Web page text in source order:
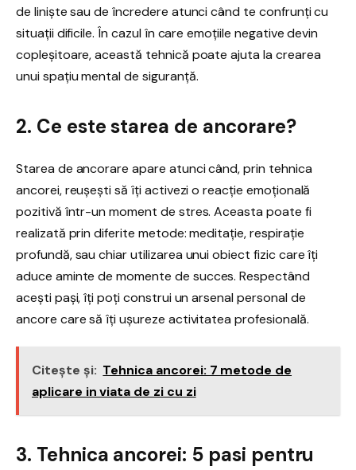
de liniște sau de încredere atunci când te confrunți cu
situații dificile. În cazul în care emoțiile negative devin
copleșitoare, această tehnică poate ajuta la crearea
unui spațiu mental de siguranță.
2. Ce este starea de ancorare?
Starea de ancorare apare atunci când, prin tehnica
ancorei, reușești să îți activezi o reacție emoțională
pozitivă într-un moment de stres. Aceasta poate fi
realizată prin diferite metode: meditație, respirație
profundă, sau chiar utilizarea unui obiect fizic care îți
aduce aminte de momente de succes. Respectând
acești pași, îți poți construi un arsenal personal de
ancore care să îți ușureze activitatea profesională.
Citește și: Tehnica ancorei: 7 metode de
aplicare in viata de zi cu zi
3. Tehnica ancorei: 5 pasi pentru